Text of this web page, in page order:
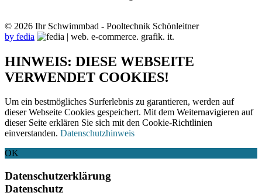
© 2026 Ihr Schwimmbad - Pooltechnik Schönleitner
by fedia
HINWEIS: DIESE WEBSEITE
VERWENDET COOKIES!
Um ein bestmögliches Surferlebnis zu garantieren, werden auf
dieser Webseite Cookies gespeichert. Mit dem Weiternavigieren auf
dieser Seite erklären Sie sich mit den Cookie-Richtlinien
einverstanden. Datenschutzhinweis
OK
Datenschutzerklärung
Datenschutz